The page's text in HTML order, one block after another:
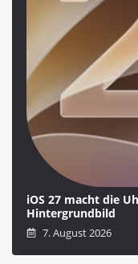
iOS 27 macht die
Hintergrundbild
7. August 2026